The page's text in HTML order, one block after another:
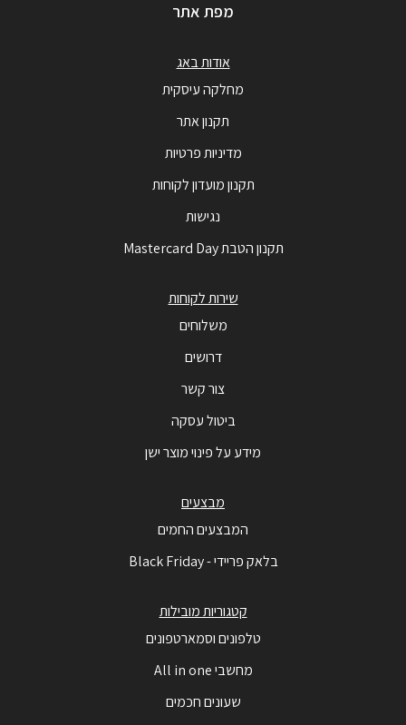
מפת אתר
אודות באג
מחלקה עיסקית
תקנון אתר
מדיניות פרטיות
תקנון מועדון לקוחות
נגישות
תקנון הטבת Mastercard Day
שירות לקוחות
משלוחים
דרושים
צור קשר
ביטול עסקה
מידע על פינוי מוצר ישן
מבצעים
המבצעים החמים
בלאק פריידי - Black Friday
קטגוריות מובילות
טלפונים וסמארטפונים
מחשבי All in one
שעונים חכמים